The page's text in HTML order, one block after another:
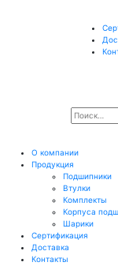
О компании
Продукция
Подшипники
Втулки
Комплекты
Корпуса
Шарики
Сертификация
Доставка
Контакты